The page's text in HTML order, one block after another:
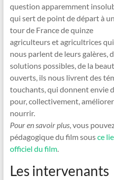
question apparemment
qui sert de point de départ à un
tour de France de quinze
agriculteurs et agricultrices qui
nous parlent de leurs galères,
solutions possibles, de la
ouverts, ils nous livrent des
touchants, qui donnent envie
pour, collectivement,
nourrir.
Pour en savoir plus, vous
pédagogique du film sousce
officiel du film.
Les intervenants